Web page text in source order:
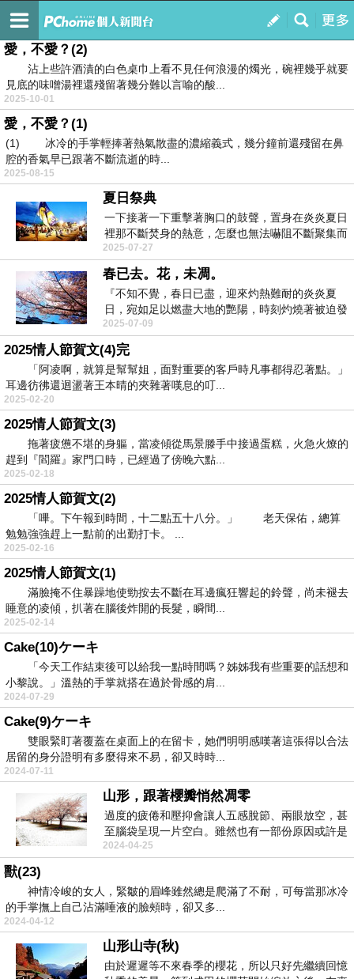
我的
訂閱
不跳動的心臟
愛，不愛？(2)
沾上些許酒漬的白色桌巾上看不見任何浪漫的燭光，碗裡幾乎就要
見底的味噌湯裡還殘留著幾分難以言喻的酸...
2025-10-01
愛，不愛？(1)
(1) 冰冷的手掌輕捧著熱氣散盡的濃縮義式，幾分鐘前還殘留在鼻
腔的香氣早已跟著不斷流逝的時...
2025-08-15
夏日祭典
一下接著一下重擊著胸口的鼓聲，置身在炎炎夏日
裡那不斷焚身的熱意，怎麼也無法嚇阻不斷聚集而
來的人潮。悅...
2025-07-27
春已去。花，未凋。
『不知不覺，春日已盡，迎來灼熱難耐的炎炎夏
日，宛如足以燃盡大地的艷陽，時刻灼燒著被迫發
燙的肌膚，從體...
2025-07-09
2025情人節賀文(4)完
「阿凌啊，就算是幫幫姐，面對重要的客戶時凡事都得忍著點。」
耳邊彷彿還迴盪著王本晴的夾雜著嘆息的叮...
2025-02-20
2025情人節賀文(3)
拖著疲憊不堪的身軀，當凌傾從馬景滕手中接過蛋糕，火急火燎的
趕到『閻羅』家門口時，已經過了傍晚六點...
2025-02-18
2025情人節賀文(2)
「嗶。下午報到時間，十二點五十八分。」 老天保佑，總算
勉勉強強趕上一點前的出勤打卡。 ...
2025-02-16
2025情人節賀文(1)
滿臉掩不住暴躁地使勁按去不斷在耳邊瘋狂響起的鈴聲，尚未褪去
睡意的凌傾，扒著在腦後炸開的長髮，瞬間...
2025-02-14
Cake(10)ケーキ
「今天工作結束後可以給我一點時間嗎？姊姊我有些重要的話想和
小黎說。」溫熱的手掌就搭在過於骨感的肩...
2024-07-29
Cake(9)ケーキ
雙眼緊盯著覆蓋在桌面上的在留卡，她們明明感嘆著這張得以合法
居留的身分證明有多麼得來不易，卻又時時...
2024-07-11
山形，跟著櫻瓣悄然凋零
過度的疲倦和壓抑會讓人五感脫節、兩眼放空，甚
至腦袋呈現一片空白。雖然也有一部份原因或許是
因為止痛藥帶...
2024-04-25
獸(23)
神情冷峻的女人，緊皺的眉峰雖然總是爬滿了不耐，可每當那冰冷
的手掌撫上自己沾滿唾液的臉頰時，卻又多...
2024-04-12
山形山寺(秋)
由於遲遲等不來春季的櫻花，所以只好先繼續回憶